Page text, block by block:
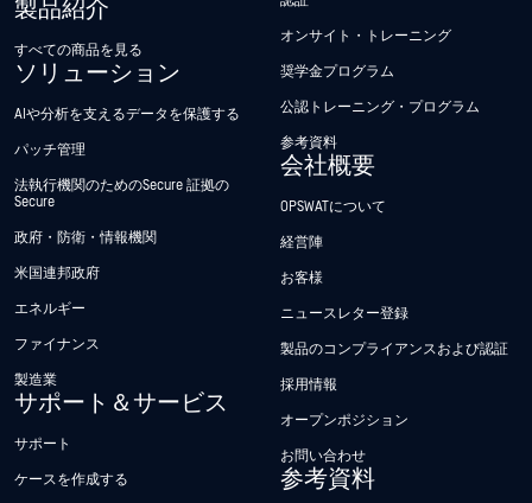
製品紹介
すべての商品を見る
ソリューション
AIや分析を支えるデータを保護する
パッチ管理
法執行機関のためのSecure 証拠の
Secure
政府・防衛・情報機関
米国連邦政府
エネルギー
ファイナンス
製造業
サポート＆サービス
サポート
ケースを作成する
オンサイト・トレーニング
奨学金プログラム
公認トレーニング・プログラム
参考資料
会社概要
OPSWATについて
経営陣
お客様
ニュースレター登録
製品のコンプライアンスおよび認証
採用情報
オープンポジション
お問い合わせ
参考資料